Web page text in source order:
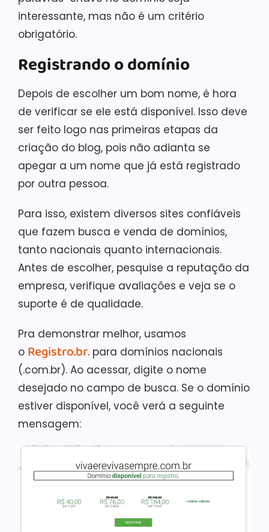
interessante, mas não é um critério
obrigatório.
Registrando o domínio
Depois de escolher um bom nome, é hora
de verificar se ele está disponível. Isso deve
ser feito logo nas primeiras etapas da
criação do blog, pois não adianta se
apegar a um nome que já está registrado
por outra pessoa.
Para isso, existem diversos sites confiáveis
que fazem busca e venda de domínios,
tanto nacionais quanto internacionais.
Antes de escolher, pesquise a reputação da
empresa, verifique avaliações e veja se o
suporte é de qualidade.
Pra demonstrar melhor, usamos
o Registro.br. para domínios nacionais
(.com.br). Ao acessar, digite o nome
desejado no campo de busca. Se o domínio
estiver disponível, você verá a seguinte
mensagem: